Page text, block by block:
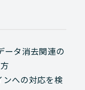
ータ消去関連の
への対応を検